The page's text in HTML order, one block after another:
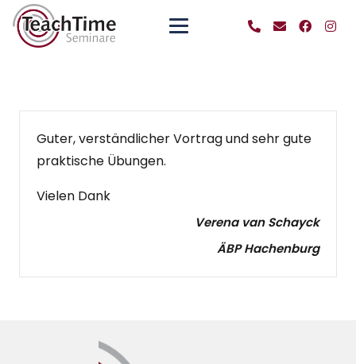
Guter, verständlicher Vortrag und sehr gute
praktische Übungen.
Vielen Dank
Verena van Schayck
ÄBP Hachenburg